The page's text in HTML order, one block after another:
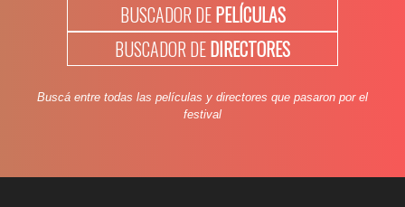
BUSCADOR DEPELÍCULAS
BUSCADOR DEDIRECTORES
Buscá entre todas las películas y directores que pasaron por el
festival